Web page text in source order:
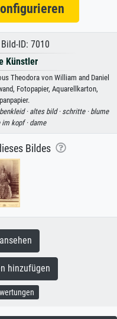
ID: 7010
Künstler
Theodora von William and Daniel
Fotopapier, Aquarellkarton,
· altes bild · schritte · blume
im kopf · dame
Bildes
hinzufügen